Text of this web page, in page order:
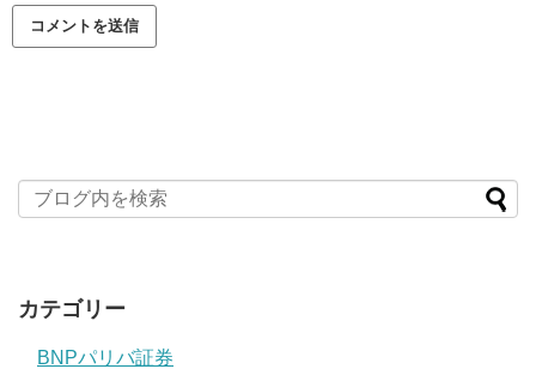
カテゴリー
BNPパリバ証券